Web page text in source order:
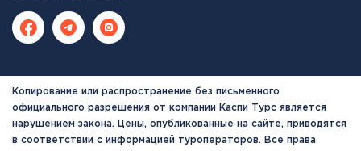
Копирование или распространение без письменного
официального разрешения от компании Каспи Турс является
нарушением закона. Цены, опубликованные на сайте, приводятся
в соответствии с информацией туроператоров. Все права